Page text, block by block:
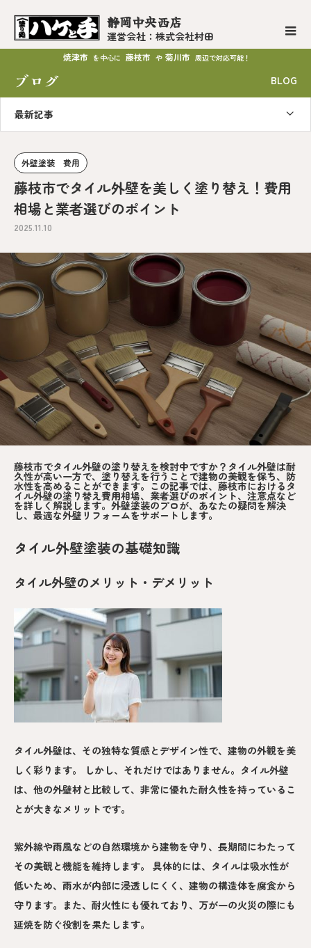
静岡中央西店
運営会社：株式会社村田
焼津市 を中心に 藤枝市 や 菊川市 周辺で対応可能！
ブログ BLOG
最新記事
外壁塗装 費用
藤枝市でタイル外壁を美しく塗り替え！費用
相場と業者選びのポイント
2025.11.10
藤枝市でタイル外壁の塗り替えを検討中ですか？タイル外壁は耐
久性が高い一方で、塗り替えを行うことで建物の美観を保ち、防
水性を高めることができます。この記事では、藤枝市におけるタ
イル外壁の塗り替え費用相場、業者選びのポイント、注意点など
を詳しく解説します。外壁塗装のプロが、あなたの疑問を解決
し、最適な外壁リフォームをサポートします。
タイル外壁塗装の基礎知識
タイル外壁のメリット・デメリット
タイル外壁は、その独特な質感とデザイン性で、建物の外観を美
しく彩ります。 しかし、それだけではありません。タイル外壁
は、他の外壁材と比較して、非常に優れた耐久性を持っているこ
とが大きなメリットです。
紫外線や雨風などの自然環境から建物を守り、長期間にわたって
その美観と機能を維持します。 具体的には、タイルは吸水性が
低いため、雨水が内部に浸透しにくく、建物の構造体を腐食から
守ります。また、耐火性にも優れており、万が一の火災の際にも
延焼を防ぐ役割を果たします。